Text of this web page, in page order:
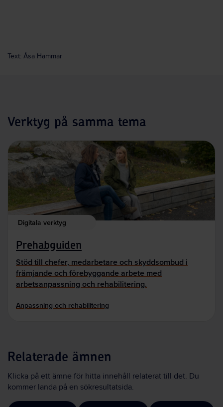
Text: Åsa Hammar
Verktyg på samma tema
Digitala verktyg
Prehabguiden
Stöd till chefer, medarbetare och skyddsombud i
främjande och förebyggande arbete med
arbetsanpassning och rehabilitering.
Anpassning och rehabilitering
Relaterade ämnen
Klicka på ett ämne för hitta innehåll relaterat till det. Du
kommer landa på en sökresultatsida.